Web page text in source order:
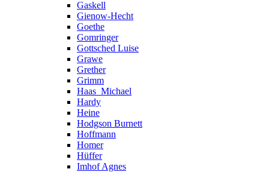
Gaskell
Gienow-Hecht
Goethe
Gomringer
Gottsched Luise
Grawe
Grether
Grimm
Haas_Michael
Hardy
Heine
Hodgson Burnett
Hoffmann
Homer
Hüffer
Imhof Agnes